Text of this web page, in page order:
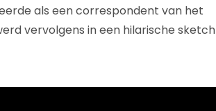
als een correspondent van het
vervolgens in een hilarische sketch